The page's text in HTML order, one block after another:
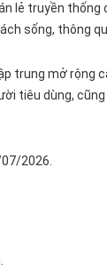
lẻ truyền
sống, thông
trung mở
dùng,
2026.